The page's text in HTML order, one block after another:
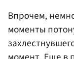
Впрочем,
моменты